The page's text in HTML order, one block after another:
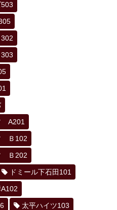
A201
Ｂ102
Ｂ202
ドミール下石田101
太平ハイツ103